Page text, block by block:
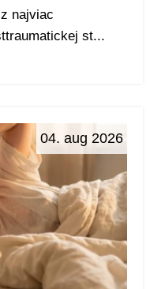
najviac
st...
04. aug 2026